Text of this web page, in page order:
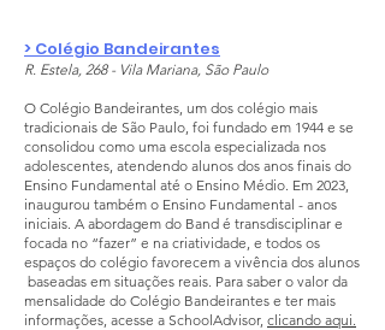
> Colégio Bandeirantes
R. Estela, 268 - Vila Mariana, São Paulo
O Colégio Bandeirantes, um dos colégio mais
tradicionais de São Paulo, foi fundado em 1944 e se
consolidou como uma escola especializada nos
adolescentes, atendendo alunos dos anos finais do
Ensino Fundamental até o Ensino Médio. Em 2023,
inaugurou também o Ensino Fundamental - anos
iniciais. A abordagem do Band é transdisciplinar e
focada no “fazer” e na criatividade, e todos os
espaços do colégio favorecem a vivência dos alunos
baseadas em situações reais. Para saber o valor da
mensalidade do Colégio Bandeirantes e ter mais
informações, acesse a SchoolAdvisor, clicando aqui.